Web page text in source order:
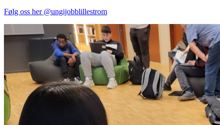
Følg oss her @ungijobblillestrom